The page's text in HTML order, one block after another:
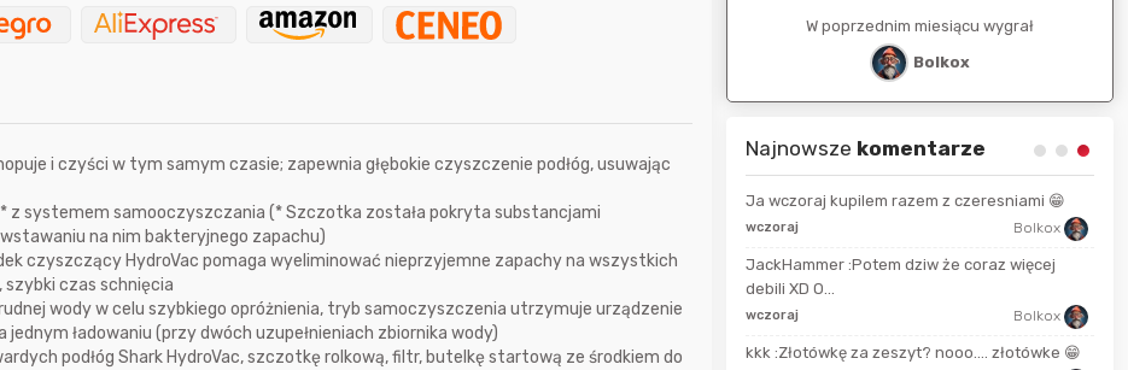
mopuje i czyści w tym samym czasie; zapewnia głębokie czyszczenie podłóg, usuwając
z systemem samooczyszczania (* Szczotka została pokryta substancjami
na nim bakteryjnego zapachu)
czyszczący HydroVac pomaga wyeliminować nieprzyjemne zapachy na wszystkich
szybki czas schnięcia
wody w celu szybkiego opróżnienia, tryb samoczyszczenia utrzymuje urządzenie
ładowaniu (przy dwóch uzupełnieniach zbiornika wody)
podłóg Shark HydroVac, szczotkę rolkową, filtr, butelkę startową ze środkiem do
W poprzednim miesiącu wygrał
Bolkox
Najnowsze komentarze
romez555
44 minuty temu lg225karol
10 godzin temu Bolkox
16 godzin temu dabros
Ja wczoraj kupilem razem z czeresniami 😁
wczoraj Bolkox
JackHammer :Potem dziw że coraz więcej
debili XD O...
wczoraj Bolkox
kkk :Złotówkę za zeszyt? nooo…. złotówke 😁